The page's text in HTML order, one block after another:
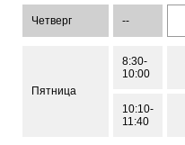
Четверг --
Пятница
8:30-
10:00
10:10-
11:40